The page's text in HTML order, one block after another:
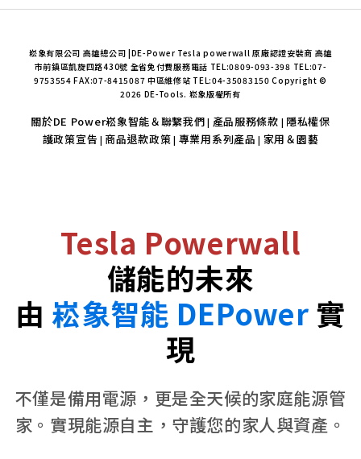
崧象有限公司 高雄總公司 |DE-Power Tesla powerwall 原廠認證安裝商 高雄
市前鎮區凱旋四路430號 全省免付費服務電話 TEL:0809-093-398 TEL:07-
9753554 FAX:07-8415087 中區維修站 TEL:04-35083150 Copyright ©
2026 DE-Tools. 崧象版權所有
關於DE Power崧象智能＆聯繫我們 | 產品服務條款 | 隱私權保
護政策宣告 | 商品退款政策 | 專業用系列產品 | 家用＆園藝
Tesla Powerwall
儲能的未來
由 崧象智能 DEPower實
現
不僅是備用電源，更是全天候的家庭能源管
家。實現能源自主，守護您的家人與資產。